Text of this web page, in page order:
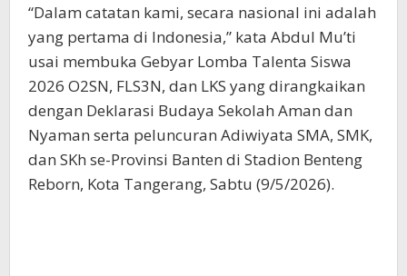
“Dalam catatan kami, secara nasional ini adalah
yang pertama di Indonesia,” kata Abdul Mu’ti
usai membuka Gebyar Lomba Talenta Siswa
2026 O2SN, FLS3N, dan LKS yang dirangkaikan
dengan Deklarasi Budaya Sekolah Aman dan
Nyaman serta peluncuran Adiwiyata SMA, SMK,
dan SKh se-Provinsi Banten di Stadion Benteng
Reborn, Kota Tangerang, Sabtu (9/5/2026).